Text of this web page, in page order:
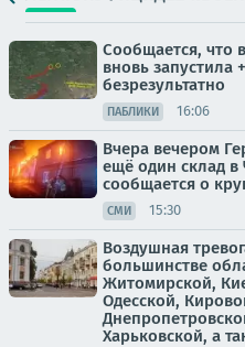
Сообщается, что
вновь запустила
безрезультатно
ПАБЛИКИ 16:06
Вчера вечером
ещё один склад в
сообщается о
СМИ 15:30
Воздушная
большинстве
Житомирской,
Одесской,
Харьковской, а